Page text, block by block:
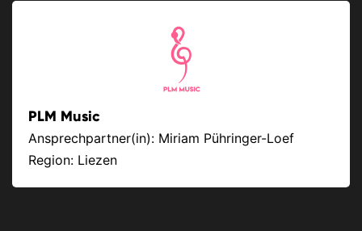
PLM Music
Ansprechpartner(in): Miriam Pühringer-Loef
Region: Liezen